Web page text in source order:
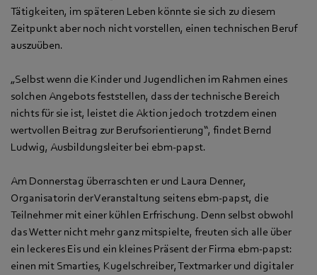
Tätigkeiten, im späteren Leben könnte sie sich zu diesem
Zeitpunkt aber noch nicht vorstellen, einen technischen Beruf
auszuüben.
„Selbst wenn die Kinder und Jugendlichen im Rahmen eines
solchen Angebots feststellen, dass der technische Bereich
nichts für sie ist, leistet die Aktion jedoch trotzdem einen
wertvollen Beitrag zur Berufsorientierung“, findet Bernd
Ludwig, Ausbildungsleiter bei ebm-papst.
Am Donnerstag überraschten er und Laura Denner,
Organisatorin der Veranstaltung seitens ebm-papst, die
Teilnehmer mit einer kühlen Erfrischung. Denn selbst obwohl
das Wetter nicht mehr ganz mitspielte, freuten sich alle über
ein leckeres Eis und ein kleines Präsent der Firma ebm-papst:
einen mit Smarties, Kugelschreiber, Textmarker und digitaler